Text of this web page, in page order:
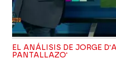
EL ANÁLISIS DE JORGE
PANTALLAZO'